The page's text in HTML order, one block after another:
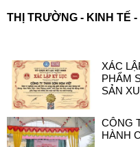
THỊ TRƯỜNG - KINH TẾ -
XÁC
PHẨM
SẢN
CÔNG
HÀNH